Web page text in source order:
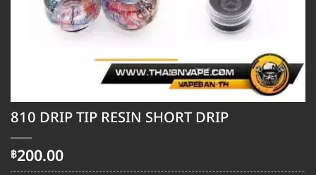
810 DRIP TIP RESIN SHORT DRIP
฿200.00